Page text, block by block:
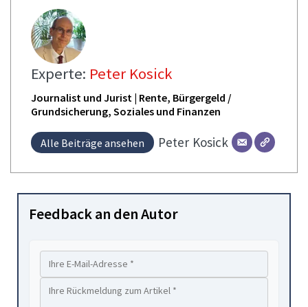
Experte: Peter Kosick
Journalist und Jurist | Rente, Bürgergeld /
Grundsicherung, Soziales und Finanzen
Alle Beiträge ansehen Peter Kosick
Feedback an den Autor